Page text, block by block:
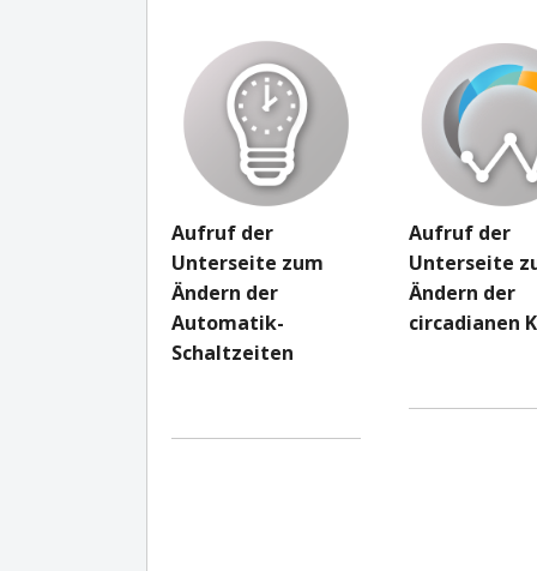
Aufruf der
Unterseite zum
Ändern der
Automatik-
Schaltzeiten
Aufruf der
Unterseite
Ändern der
circadianen